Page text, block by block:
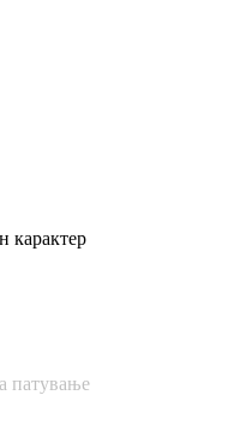
карактер
патување